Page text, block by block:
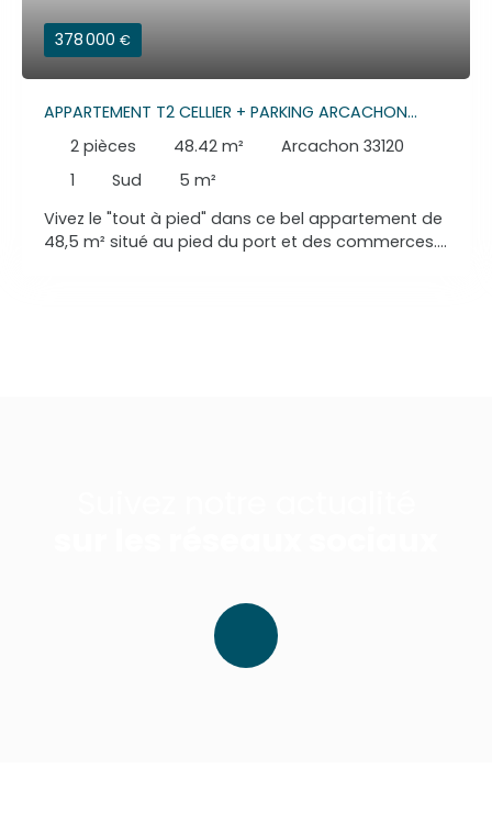
378 000 €
APPARTEMENT T2 CELLIER + PARKING ARCACHON
AIGUILLON
2 pièces 48.42 m²
Arcachon 33120
1
Sud 5 m²
Vivez le "tout à pied" dans ce bel appartement de
48,5 m² situé au pied du port et des commerces. Il